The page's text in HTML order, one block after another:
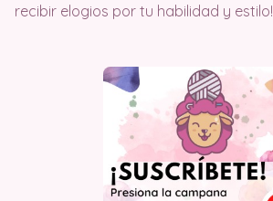
recibir elogios por tu habilidad y estilo!